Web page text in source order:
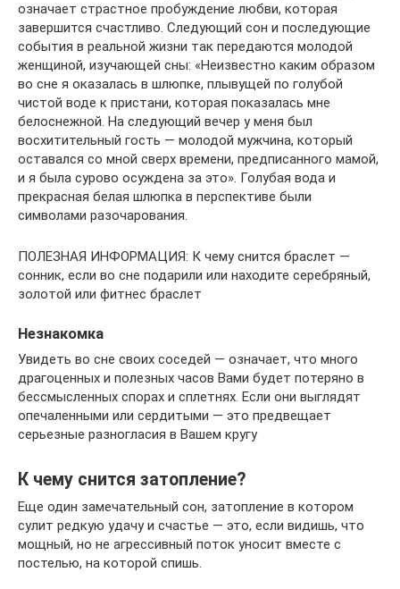
означает страстное пробуждение любви, которая
завершится счастливо. Следующий сон и последующие
события в реальной жизни так передаются молодой
женщиной, изучающей сны: «Неизвестно каким образом
во сне я оказалась в шлюпке, плывущей по голубой
чистой воде к пристани, которая показалась мне
белоснежной. На следующий вечер у меня был
восхитительный гость — молодой мужчина, который
оставался со мной сверх времени, предписанного мамой,
и я была сурово осуждена за это». Голубая вода и
прекрасная белая шлюпка в перспективе были
символами разочарования.
ПОЛЕЗНАЯ ИНФОРМАЦИЯ: К чему снится браслет —
сонник, если во сне подарили или находите серебряный,
золотой или фитнес браслет
Незнакомка
Увидеть во сне своих соседей — означает, что много
драгоценных и полезных часов Вами будет потеряно в
бессмысленных спорах и сплетнях. Если они выглядят
опечаленными или сердитыми — это предвещает
серьезные разногласия в Вашем кругу
К чему снится затопление?
Еще один замечательный сон, затопление в котором
сулит редкую удачу и счастье — это, если видишь, что
мощный, но не агрессивный поток уносит вместе с
постелью, на которой спишь.